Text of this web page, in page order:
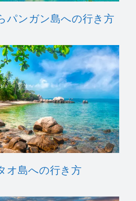
パンガン島への行き方
オ島への行き方